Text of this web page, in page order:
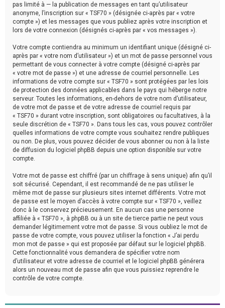
pas limité à — la publication de messages en tant qu’utilisateur
anonyme, l’inscription sur « TSF70 » (désignée ci-après par « votre
compte ») et les messages que vous publiez après votre inscription et
lors de votre connexion (désignés ci-après par « vos messages »).
Votre compte contiendra au minimum un identifiant unique (désigné ci-
après par « votre nom d’utilisateur ») et un mot de passe personnel vous
permettant de vous connecter à votre compte (désigné ci-après par
« votre mot de passe ») et une adresse de courriel personnelle. Les
informations de votre compte sur « TSF70 » sont protégées par les lois
de protection des données applicables dans le pays qui héberge notre
serveur. Toutes les informations, en-dehors de votre nom d’utilisateur,
de votre mot de passe et de votre adresse de courriel requis par
« TSF70 » durant votre inscription, sont obligatoires ou facultatives, à la
seule discrétion de « TSF70 ». Dans tous les cas, vous pouvez contrôler
quelles informations de votre compte vous souhaitez rendre publiques
ou non. De plus, vous pouvez décider de vous abonner ou non à la liste
de diffusion du logiciel phpBB depuis une option disponible sur votre
compte.
Votre mot de passe est chiffré (par un chiffrage à sens unique) afin qu’il
soit sécurisé. Cependant, il est recommandé de ne pas utiliser le
même mot de passe sur plusieurs sites internet différents. Votre mot
de passe est le moyen d’accès à votre compte sur « TSF70 », veillez
donc à le conservez précieusement. En aucun cas une personne
affiliée à « TSF70 », à phpBB ou à un site de tierce partie ne peut vous
demander légitimement votre mot de passe. Si vous oubliez le mot de
passe de votre compte, vous pouvez utiliser la fonction « J’ai perdu
mon mot de passe » qui est proposée par défaut sur le logiciel phpBB.
Cette fonctionnalité vous demandera de spécifier votre nom
d’utilisateur et votre adresse de courriel et le logiciel phpBB générera
alors un nouveau mot de passe afin que vous puissiez reprendre le
contrôle de votre compte.